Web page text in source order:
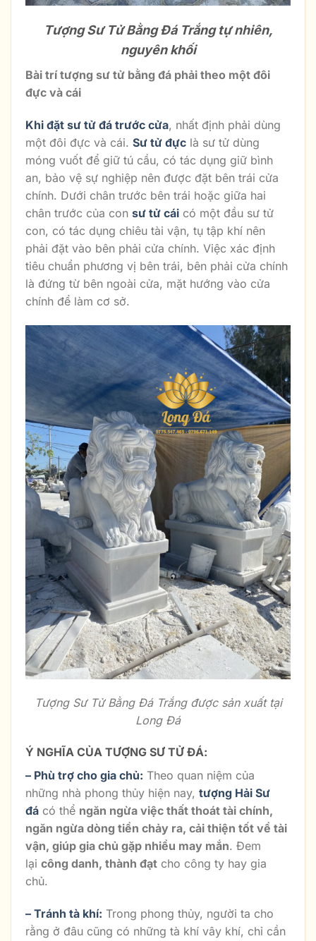
Tượng Sư Tử Bằng Đá Trắng tự nhiên,
nguyên khối
Bài trí tượng sư tử bằng đá phải theo một đôi
đực và cái
Khi đặt sư tử đá trước cửa, nhất định phải dùng
một đôi đực và cái. Sư tử đực là sư tử dùng
móng vuốt để giữ tú cầu, có tác dụng giữ bình
an, bảo vệ sự nghiệp nên được đặt bên trái cửa
chính. Dưới chân trước bên trái hoặc giữa hai
chân trước của con sư tử cái có một đầu sư tử
con, có tác dụng chiêu tài vận, tụ tập khí nên
phải đặt vào bên phải cửa chính. Việc xác định
tiêu chuẩn phương vị bên trái, bên phải cửa chính
là đứng từ bên ngoài cửa, mặt hướng vào cửa
chính để làm cơ sở.
Tượng Sư Tử Bằng Đá Trắng được sản xuất tại
Long Đá
Ý NGHĨA CỦA TƯỢNG SƯ TỬ ĐÁ:
– Phù trợ cho gia chủ: Theo quan niệm của
những nhà phong thủy hiện nay, tượng Hải Sư
đá có thể ngăn ngừa việc thất thoát tài chính,
ngăn ngừa dòng tiền chảy ra, cải thiện tốt về tài
vận, giúp gia chủ gặp nhiều may mắn. Đem
lại công danh, thành đạt cho công ty hay gia
chủ.
– Tránh tà khí: Trong phong thủy, người ta cho
rằng ở đâu cũng có những tà khí vây khí, chỉ cần